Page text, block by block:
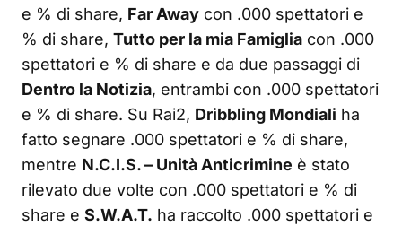
e % di share, Far Away con .000 spettatori e
% di share, Tutto per la mia Famiglia con .000
spettatori e % di share e da due passaggi di
Dentro la Notizia, entrambi con .000 spettatori
e % di share. Su Rai2, Dribbling Mondiali ha
fatto segnare .000 spettatori e % di share,
mentre N.C.I.S. – Unità Anticrimine è stato
rilevato due volte con .000 spettatori e % di
share e S.W.A.T. ha raccolto .000 spettatori e